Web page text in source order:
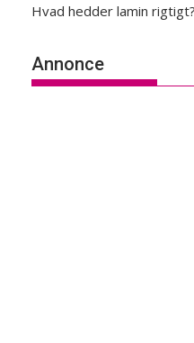
Hvad hedder lamin rigtigt?
Annonce